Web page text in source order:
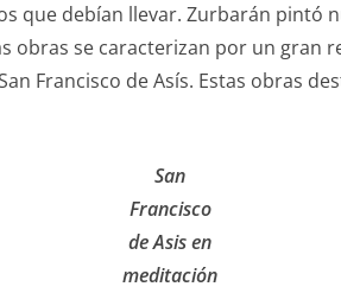
que debían llevar. Zurbarán pintó
obras se caracterizan por un
Francisco de Asís. Estas obras
San
Francisco
de Asis en
meditación